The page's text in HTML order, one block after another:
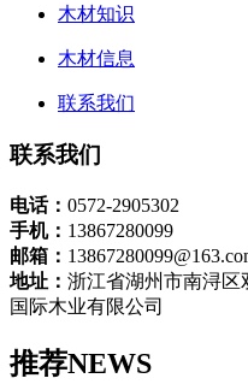
木材知识
木材信息
联系我们
联系我们
电话： 0572-2905302
手机： 13867280099
邮箱：
地址： 浙江省湖州市南浔区
国际木业有限公司
推荐NEWS